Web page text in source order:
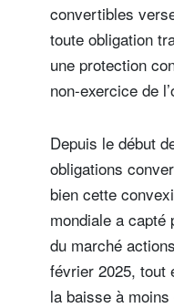
convertibles
toute obligation
une protection
non-exercice de
Depuis le début
obligations
bien cette
mondiale a capté
du marché
février 2025, tout
la baisse à